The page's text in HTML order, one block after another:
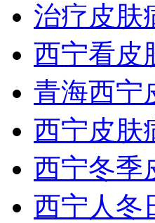
治疗皮肤
西宁看皮
青海西宁
西宁皮肤
西宁冬季
西宁人冬